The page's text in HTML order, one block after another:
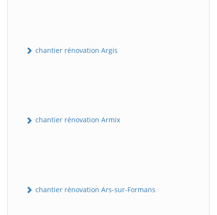
chantier rénovation Argis
chantier rénovation Armix
chantier rénovation Ars-sur-Formans